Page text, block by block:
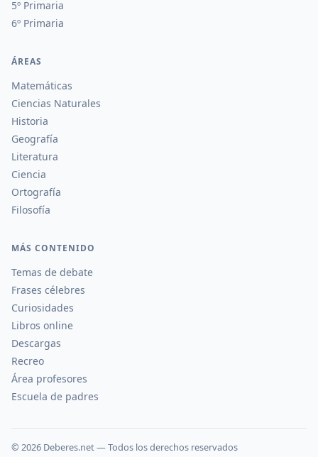
5º Primaria
6º Primaria
ÁREAS
Matemáticas
Ciencias Naturales
Historia
Geografía
Literatura
Ciencia
Ortografía
Filosofía
MÁS CONTENIDO
Temas de debate
Frases célebres
Curiosidades
Libros online
Descargas
Recreo
Área profesores
Escuela de padres
© 2026 Deberes.net — Todos los derechos reservados